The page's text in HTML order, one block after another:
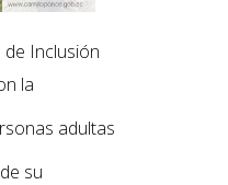
de Inclusión
la
adultas
su